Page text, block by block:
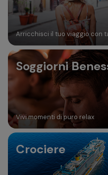
Arricchisci il tuo viaggio con
Soggiorni
Vivi momenti di puro relax
Crociere